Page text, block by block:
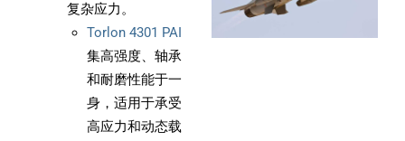
复杂应力。
Torlon 4301 PAI
集高强度、轴承
和耐磨性能于一
身，适用于承受
高应力和动态载